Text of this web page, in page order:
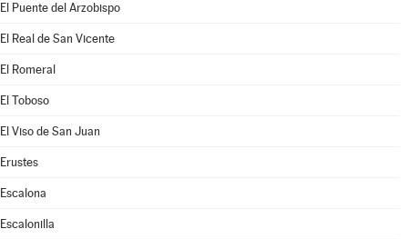
El Puente del Arzobispo
El Real de San Vicente
El Romeral
El Toboso
El Viso de San Juan
Erustes
Escalona
Escalonilla